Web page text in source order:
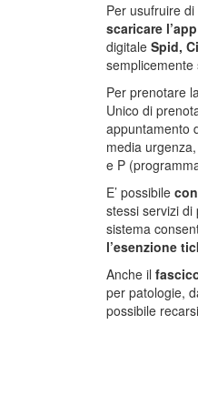
Per usufruire
scaricare
digitale Spid,
Per prenotare
Unico di
appuntamento
media
e P
E’ possibile
stessi servizi
sistema
l’esenzione
Anche il
per patologie,
possibile